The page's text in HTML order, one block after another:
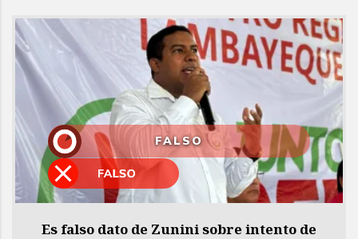
FALSO
Es falso dato de Zunini sobre intento de